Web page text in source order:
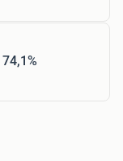
74,1%